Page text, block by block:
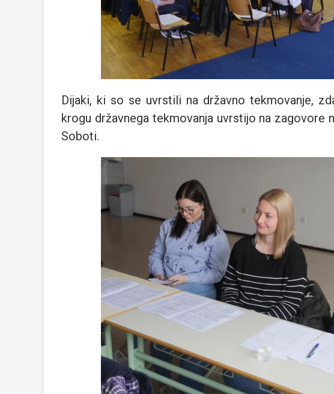
Dijaki, ki so se uvrstili na državno tekmovanje,
krogu državnega tekmovanja uvrstijo na zagovore
Soboti.